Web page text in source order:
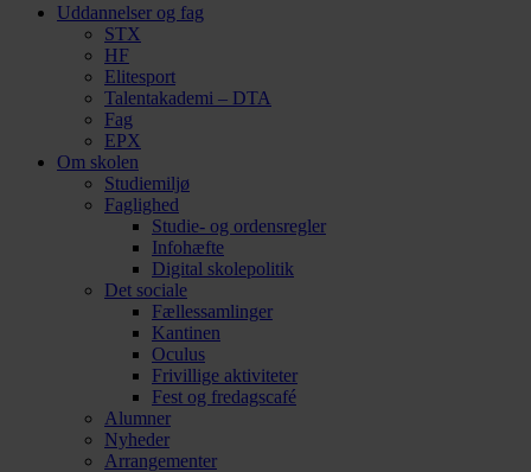
Uddannelser og fag
STX
HF
Elitesport
Talentakademi – DTA
Fag
EPX
Om skolen
Studiemiljø
Faglighed
Studie- og ordensregler
Infohæfte
Digital skolepolitik
Det sociale
Fællessamlinger
Kantinen
Oculus
Frivillige aktiviteter
Fest og fredagscafé
Alumner
Nyheder
Arrangementer